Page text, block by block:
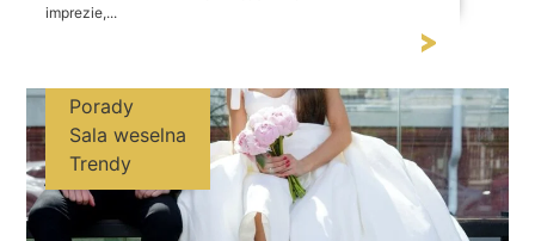
imprezie,...
Porady
Sala weselna
Trendy